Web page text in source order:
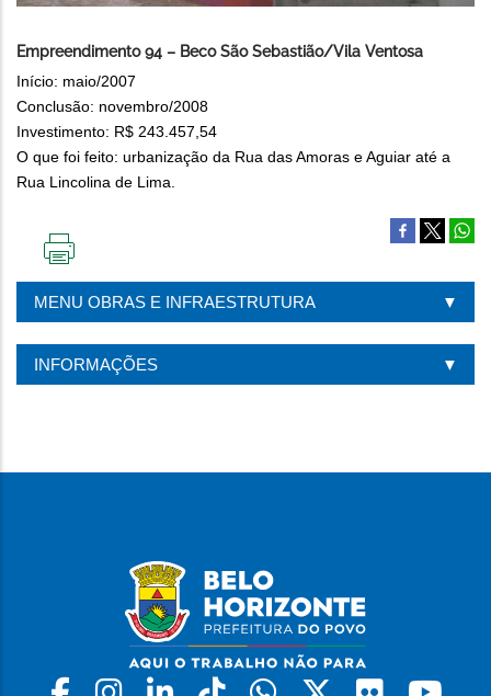
Empreendimento 94 – Beco São Sebastião/Vila Ventosa
Início: maio/2007
Conclusão: novembro/2008
Investimento: R$ 243.457,54
O que foi feito: urbanização da Rua das Amoras e Aguiar até a
Rua Lincolina de Lima.
PÁGINA
MENU OBRAS E INFRAESTRUTURA
INFORMAÇÕES